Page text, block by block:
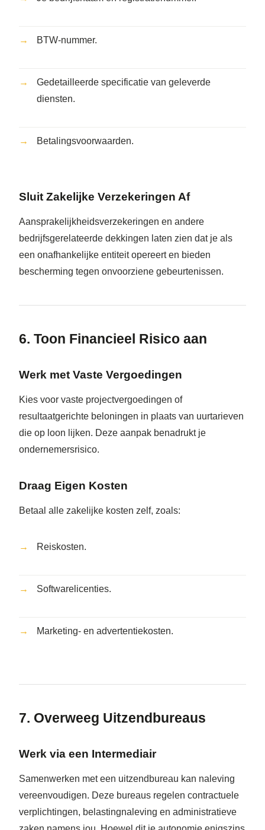
BTW-nummer.
Gedetailleerde specificatie van geleverde
diensten.
Betalingsvoorwaarden.
Sluit Zakelijke Verzekeringen Af
Aansprakelijkheidsverzekeringen en andere
bedrijfsgerelateerde dekkingen laten zien dat je als
een onafhankelijke entiteit opereert en bieden
bescherming tegen onvoorziene gebeurtenissen.
6. Toon Financieel Risico aan
Werk met Vaste Vergoedingen
Kies voor vaste projectvergoedingen of
resultaatgerichte beloningen in plaats van uurtarieven
die op loon lijken. Deze aanpak benadrukt je
ondernemersrisico.
Draag Eigen Kosten
Betaal alle zakelijke kosten zelf, zoals:
Reiskosten.
Softwarelicenties.
Marketing- en advertentiekosten.
7. Overweeg Uitzendbureaus
Werk via een Intermediair
Samenwerken met een uitzendbureau kan naleving
vereenvoudigen. Deze bureaus regelen contractuele
verplichtingen, belastingnaleving en administratieve